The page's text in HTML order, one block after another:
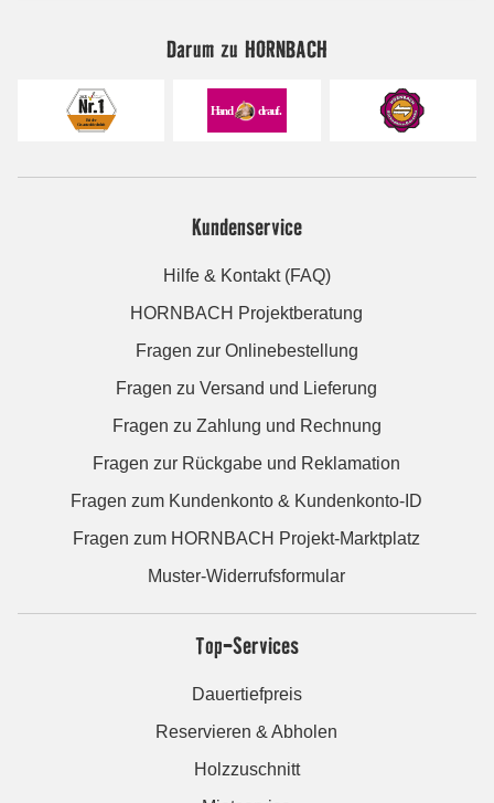
Darum zu HORNBACH
Kundenservice
Hilfe & Kontakt (FAQ)
HORNBACH Projektberatung
Fragen zur Onlinebestellung
Fragen zu Versand und Lieferung
Fragen zu Zahlung und Rechnung
Fragen zur Rückgabe und Reklamation
Fragen zum Kundenkonto & Kundenkonto-ID
Fragen zum HORNBACH Projekt-Marktplatz
Muster-Widerrufsformular
Top-Services
Dauertiefpreis
Reservieren & Abholen
Holzzuschnitt